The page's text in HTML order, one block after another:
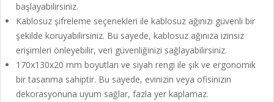
başlayabilirsiniz.
Kablosuz şifreleme seçenekleri ile kablosuz ağınızı güvenli bir
şekilde koruyabilirsiniz. Bu sayede, kablosuz ağınıza izinsiz
erişimleri önleyebilir, veri güvenliğinizi sağlayabilirsiniz.
170x130x20 mm boyutları ve siyah rengi ile şık ve ergonomik
bir tasarıma sahiptir. Bu sayede, evinizin veya ofisinizin
dekorasyonuna uyum sağlar, fazla yer kaplamaz.